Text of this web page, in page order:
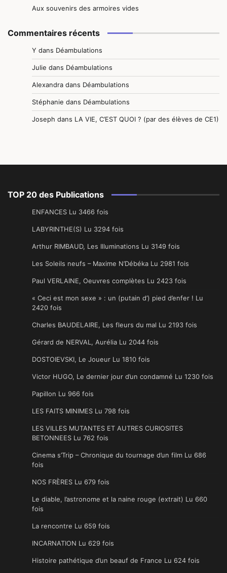
Aux souvenirs des armoires vides
Commentaires récents
Y dans Déambulations
Julie dans Déambulations
Alexandra dans Déambulations
Stéphanie dans Déambulations
Joseph dans LA VIE, C’EST QUOI ? (par des élèves de CE1)
TOP 20 des Publications
ENFANCES Lu 3466 fois
LABYRINTHE(S) Lu 3294 fois
Arthur RIMBAUD, Les Illuminations Lu 3149 fois
Les Soleils neufs – Maxime N’Débéka Lu 2981 fois
Paul VERLAINE, Oeuvres complètes Lu 2423 fois
« Ceci est mon sexe » : un (putain d’) pied d’enfer ! Lu
2420 fois
Charles BAUDELAIRE, Les fleurs du mal Lu 2193 fois
Gérard de NERVAL, Aurélia Lu 2044 fois
DOSTOIEVSKI, Le Joueur Lu 1810 fois
Victor HUGO, Le dernier jour d’un condamné Lu 1230 fois
Papillon Lu 966 fois
LES FAITS MINIMES Lu 798 fois
LES VILLES MUTANTES ET AUTRES CURIOSITES
BETONNEES Lu 762 fois
Cinema s’Trip – Chronique du tournage d’un film Lu 686
fois
NOS FRÈRES Lu 679 fois
Le diable, l’astronome et la naine rouge (extrait) Lu 660
fois
La rencontre Lu 659 fois
INCARNATION Lu 629 fois
Histoire pathétique d’un beauf de France Lu 624 fois